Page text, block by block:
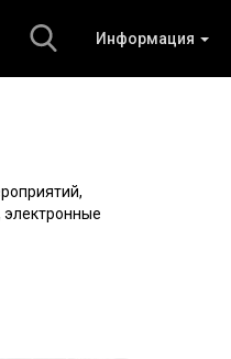
Информация
электронные